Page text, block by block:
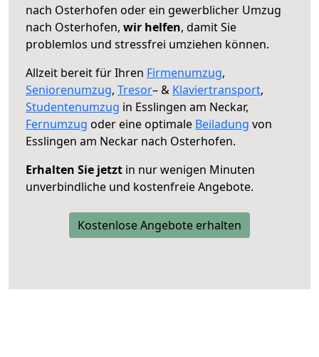
nach Osterhofen oder ein gewerblicher Umzug
nach Osterhofen, wir helfen, damit Sie
problemlos und stressfrei umziehen können.
Allzeit bereit für Ihren Firmenumzug,
Seniorenumzug, Tresor– & Klaviertransport,
Studentenumzug in Esslingen am Neckar,
Fernumzug oder eine optimale Beiladung von
Esslingen am Neckar nach Osterhofen.
Erhalten Sie jetzt in nur wenigen Minuten
unverbindliche und kostenfreie Angebote.
Kostenlose Angebote erhalten